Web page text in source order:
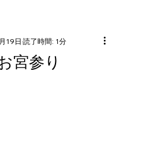
宮参り
19日 読了時間: 1分